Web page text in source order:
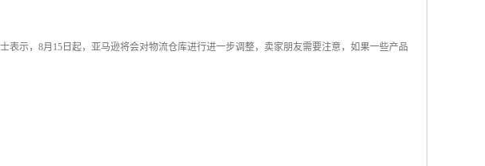
示，8月15日起，亚马逊将会对物流仓库进行进一步调整，卖家朋友需要注意，如果一些产品